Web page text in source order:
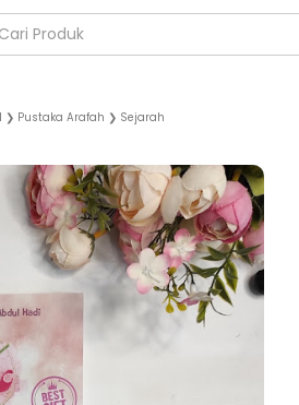
❯ Pustaka Arafah ❯ Sejarah